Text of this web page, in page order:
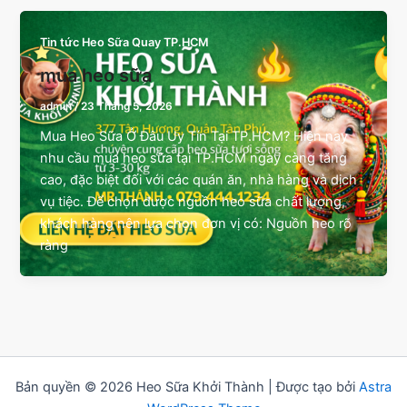
Tin tức Heo Sữa Quay TP.HCM
mua heo sữa
admin/23 Tháng 5, 2026
Mua Heo Sữa Ở Đâu Uy Tín Tại TP.HCM? Hiện nay
nhu cầu mua heo sữa tại TP.HCM ngày càng tăng
cao, đặc biệt đối với các quán ăn, nhà hàng và dịch
vụ tiệc. Để chọn được nguồn heo sữa chất lượng,
khách hàng nên lựa chọn đơn vị có: Nguồn heo rõ
ràng
Bản quyền © 2026 Heo Sữa Khởi Thành | Được tạo bởi Astra